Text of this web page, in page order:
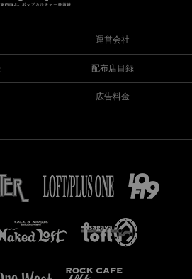
運営会社
配布店目録
広告料金